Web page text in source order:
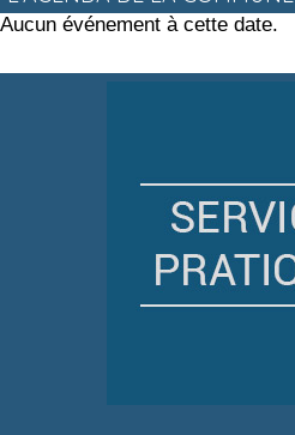
Aucun événement à cette date.